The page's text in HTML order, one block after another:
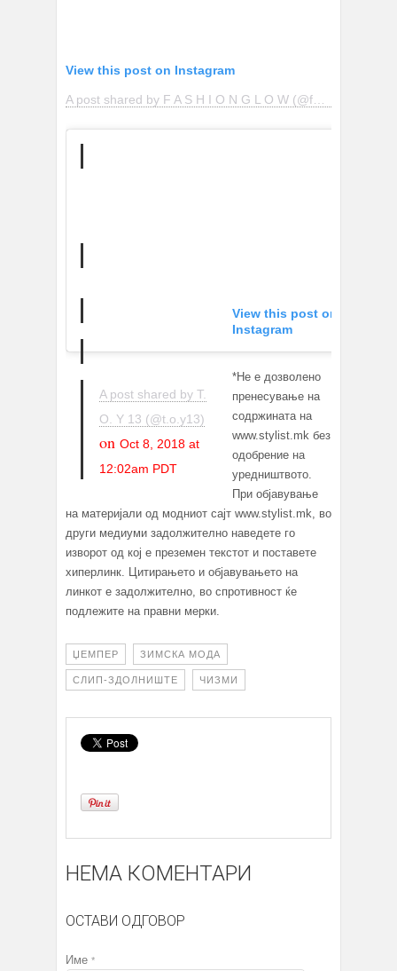
View this post on Instagram
View this post on
Instagram
A post shared by T.
O. Y 13 (@t.o.y13)
on Oct 8, 2018 at
12:02am PDT
*Не е дозволено
пренесување на
содржината на
www.stylist.mk без
одобрение на
уредништвото.
При објавување
на материјали од модниот сајт www.stylist.mk, во
други медиуми задолжително наведете го
изворот од кој е преземен текстот и поставете
хиперлинк. Цитирањето и објавувањето на
линкот е задолжително, во спротивност ќе
подлежите на правни мерки.
ЏЕМПЕР ЗИМСКА МОДА
СЛИП-ЗДОЛНИШТЕ ЧИЗМИ
НЕМА КОМЕНТАРИ
ОСТАВИ ОДГОВОР
Име *